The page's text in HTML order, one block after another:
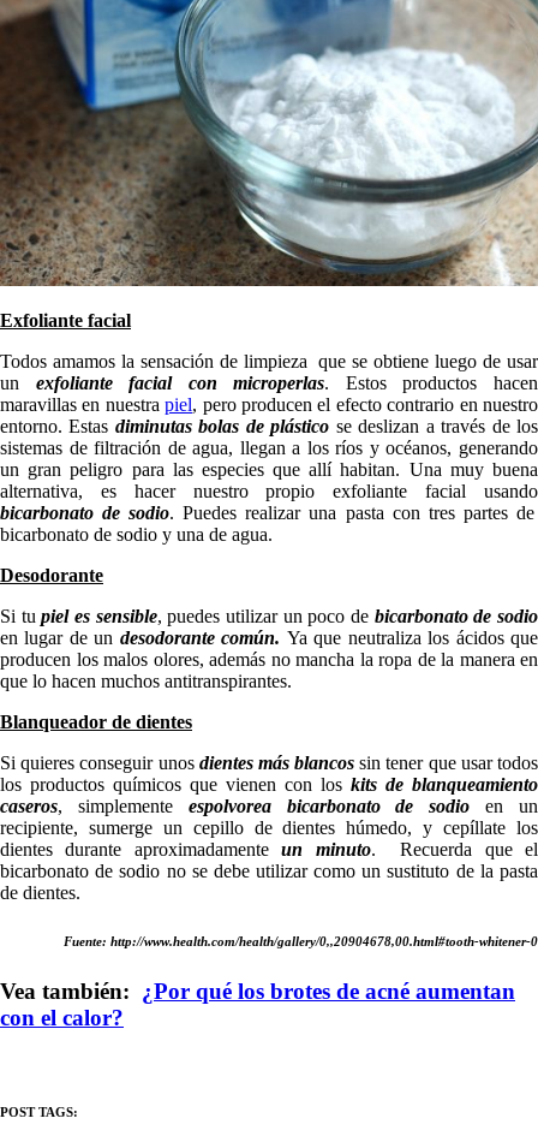
Exfoliante facial
Todos amamos la sensación de limpieza que se obtiene luego de usar
un exfoliante facial con microperlas. Estos productos hacen
maravillas en nuestrapiel, pero producen el efecto contrario en nuestro
entorno. Estas diminutas bolas de plástico se deslizan a través de los
sistemas de filtración de agua, llegan a los ríos y océanos, generando
un gran peligro para las especies que allí habitan. Una muy buena
alternativa, es hacer nuestro propio exfoliante facial usando
bicarbonato de sodio. Puedes realizar una pasta con tres partes de
bicarbonato de sodio y una de agua.
Desodorante
Si tu piel es sensible, puedes utilizar un poco de bicarbonato de sodio
en lugar de un desodorante común. Ya que neutraliza los ácidos que
producen los malos olores, además no mancha la ropa de la manera en
que lo hacen muchos antitranspirantes.
Blanqueador de dientes
Si quieres conseguir unosdientes más blancos sin tener que usar todos
los productos químicos que vienen con los kits de blanqueamiento
caseros, simplementeespolvorea bicarbonato de sodio en un
recipiente, sumerge un cepillo de dientes húmedo, y cepíllate los
dientes durante aproximadamenteun minuto. Recuerda que el
bicarbonato de sodio no se debe utilizar como un sustituto de la pasta
de dientes.
Fuente: http://www.health.com/health/gallery/0,,20904678,00.html#tooth-whitener-0
Vea también: ¿Por qué los brotes de acné aumentan
con el calor?
POST TAGS: